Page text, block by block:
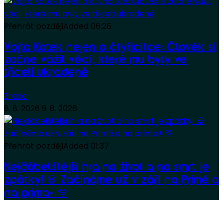
Přehrát pozdějiAdded 06:26
Vojta Kotek nejen o čtyřicítce: Člověk si
začne vážit věcí, které mu byly ve
třiceti ukradené
Zradci
8. 8. 2026 9. 8. 2026
Přehrát pozdějiAdded 01:37
Nejďábelštější hra na život a na smrt je
zpátky! 💀 Začínáme už v září na Primě a
na prima+ 💚